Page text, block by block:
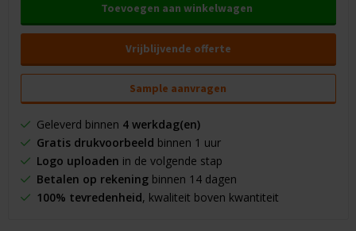
Toevoegen aan winkelwagen
Vrijblijvende offerte
Sample aanvragen
Geleverd binnen 4 werkdag(en)
Gratis drukvoorbeeld binnen 1 uur
Logo uploaden in de volgende stap
Betalen op rekeningbinnen 14 dagen
100% tevredenheid, kwaliteit boven kwantiteit